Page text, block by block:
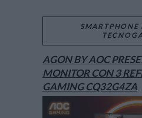
SMARTPHONE
AGON BY AOC
MONITOR CON 3
GAMING CQ32G4ZA